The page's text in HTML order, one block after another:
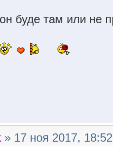
буде там или не
» 17 ноя 2017, 18:52